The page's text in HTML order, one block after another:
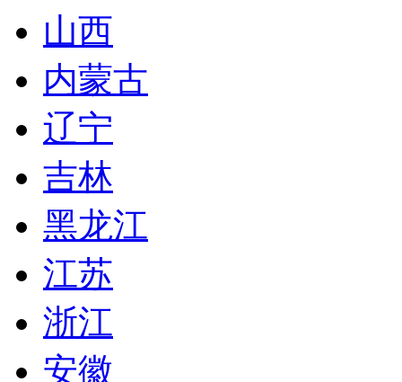
山西
内蒙古
辽宁
吉林
黑龙江
江苏
浙江
安徽